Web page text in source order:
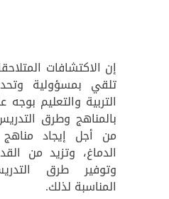
إن الاكتشافات
تلقي بمسؤولية
التربية والتعليم
بالمناهج وطرق
من أجل إيجاد
الدماغ، وتزيد من
وتوفير طرق
المناسبة لذلك.